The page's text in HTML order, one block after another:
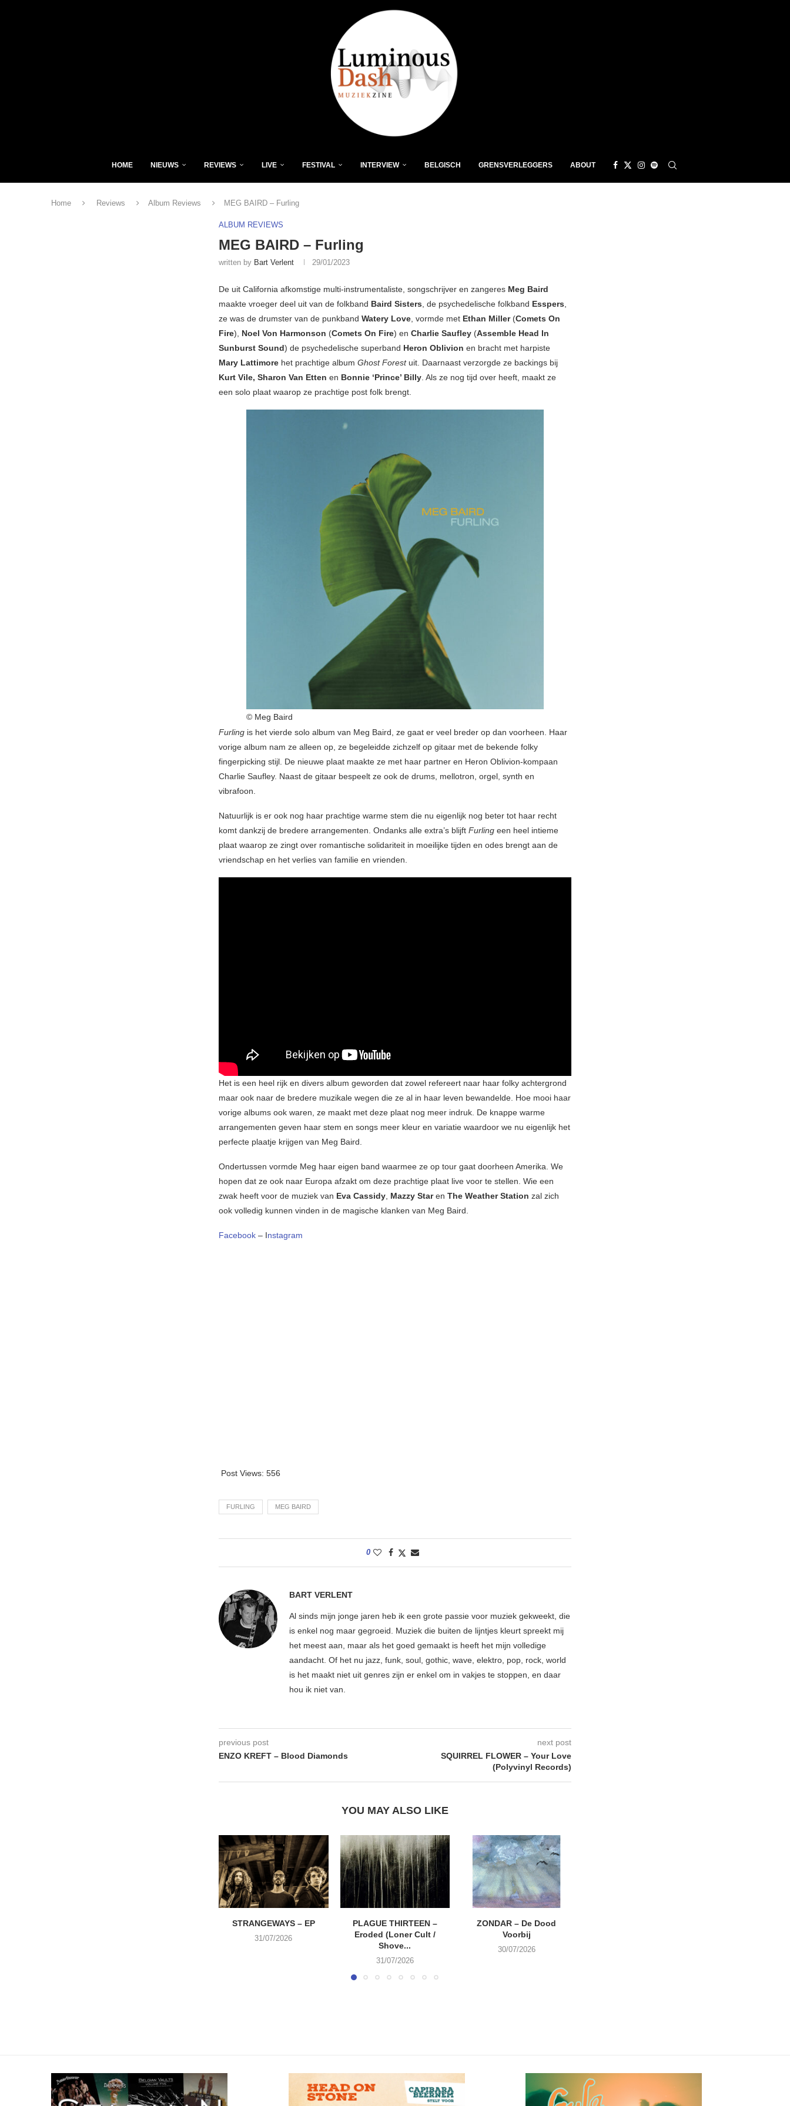
HOME NIEUWS REVIEWS LIVE FESTIVAL INTERVIEW BELGISCH GRENSVERLEGGERS ABOUT
Home Reviews Album Reviews MEG BAIRD – Furling
ALBUM REVIEWS
MEG BAIRD – Furling
written by Bart Verlent 29/01/2023
De uit California afkomstige multi-instrumentaliste, songschrijver en zangeres Meg Baird
maakte vroeger deel uit van de folkband Baird Sisters, de psychedelische folkband Esspers,
ze was de drumster van de punkband Watery Love, vormde met Ethan Miller(Comets On
Fire), Noel Von Harmonson (Comets On Fire) en Charlie Saufley (Assemble Head In
Sunburst Sound) de psychedelische superband Heron Oblivion en bracht met harpiste
Mary Lattimore het prachtige album Ghost Forest uit. Daarnaast verzorgde ze backings bij
Kurt Vile, Sharon Van Etten en Bonnie ‘Prince’ Billy. Als ze nog tijd over heeft, maakt ze
een solo plaat waarop ze prachtige post folk brengt.
© Meg Baird
Furling is het vierde solo album van Meg Baird, ze gaat er veel breder op dan voorheen. Haar
vorige album nam ze alleen op, ze begeleidde zichzelf op gitaar met de bekende folky
fingerpicking stijl. De nieuwe plaat maakte ze met haar partner en Heron Oblivion-kompaan
Charlie Saufley. Naast de gitaar bespeelt ze ook de drums, mellotron, orgel, synth en
vibrafoon.
Natuurlijk is er ook nog haar prachtige warme stem die nu eigenlijk nog beter tot haar recht
komt dankzij de bredere arrangementen. Ondanks alle extra’s blijft Furling een heel intieme
plaat waarop ze zingt over romantische solidariteit in moeilijke tijden en odes brengt aan de
vriendschap en het verlies van familie en vrienden.
Het is een heel rijk en divers album geworden dat zowel refereert naar haar folky achtergrond
maar ook naar de bredere muzikale wegen die ze al in haar leven bewandelde. Hoe mooi haar
vorige albums ook waren, ze maakt met deze plaat nog meer indruk. De knappe warme
arrangementen geven haar stem en songs meer kleur en variatie waardoor we nu eigenlijk het
perfecte plaatje krijgen van Meg Baird.
Ondertussen vormde Meg haar eigen band waarmee ze op tour gaat doorheen Amerika. We
hopen dat ze ook naar Europa afzakt om deze prachtige plaat live voor te stellen. Wie een
zwak heeft voor de muziek van Eva Cassidy Mazzy Staren The Weather Station zal zich
ook volledig kunnen vinden in de magische klanken van Meg Baird.
Facebook – Instagram
Post Views: 556
FURLING MEG BAIRD
0
BART VERLENT
Al sinds mijn jonge jaren heb ik een grote passie voor muziek gekweekt, die
is enkel nog maar gegroeid. Muziek die buiten de lijntjes kleurt spreekt mij
het meest aan, maar als het goed gemaakt is heeft het mijn volledige
aandacht. Of het nu jazz, funk, soul, gothic, wave, elektro, pop, rock, world
is het maakt niet uit genres zijn er enkel om in vakjes te stoppen, en daar
hou ik niet van.
previous post
ENZO KREFT – Blood Diamonds
next post
SQUIRREL FLOWER – Your Love
(Polyvinyl Records)
YOU MAY ALSO LIKE
STRANGEWAYS – EP
31/07/2026
PLAGUE THIRTEEN –
Eroded (Loner Cult /
Shove...
31/07/2026
ZONDAR – De Dood
Voorbij
30/07/2026